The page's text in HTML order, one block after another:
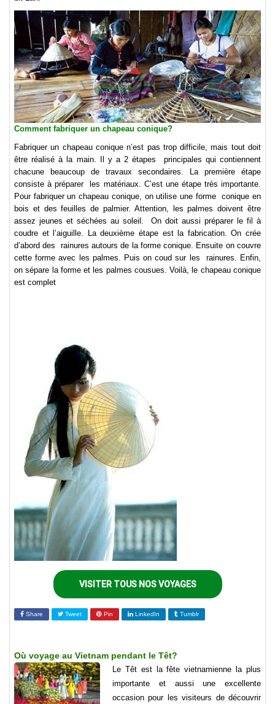
Comment fabriquer un chapeau conique?
Fabriquer un chapeau conique n’est pas trop difficile, mais tout doit
être réalisé à la main. Il y a 2 étapes principales qui contiennent
chacune beaucoup de travaux secondaires. La première étape
consiste à préparer les matériaux. C’est une étape très importante.
Pour fabriquer un chapeau conique, on utilise une forme conique en
bois et des feuilles de palmier. Attention, les palmes doivent être
assez jeunes et séchées au soleil. On doit aussi préparer le fil à
coudre et l’aiguille. La deuxième étape est la fabrication. On crée
d’abord des rainures autours de la forme conique. Ensuite on couvre
cette forme avec les palmes. Puis on coud sur les rainures. Enfin,
on sépare la forme et les palmes cousues. Voilà, le chapeau conique
est complet
VISITER TOUS NOS VOYAGES
Share Tweet Pin LinkedIn Tumblr
Où voyage au Vietnam pendant le Têt?
Le Têt est la fête vietnamienne la plus
importante et aussi une excellente
occasion pour les visiteurs de découvrir